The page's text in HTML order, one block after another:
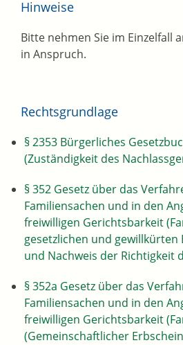
Hinweise
Bitte nehmen Sie im Einzelfall
in Anspruch.
Rechtsgrundlage
§ 2353 Bürgerliches
(Zuständigkeit des
§ 352 Gesetz über das
Familiensachen und in den
freiwilligen Gerichtsbarkeit
gesetzlichen und gewillkürten
und Nachweis der Richtigkeit
§ 352a Gesetz über das
Familiensachen und in den
freiwilligen Gerichtsbarkeit
(Gemeinschaftlicher